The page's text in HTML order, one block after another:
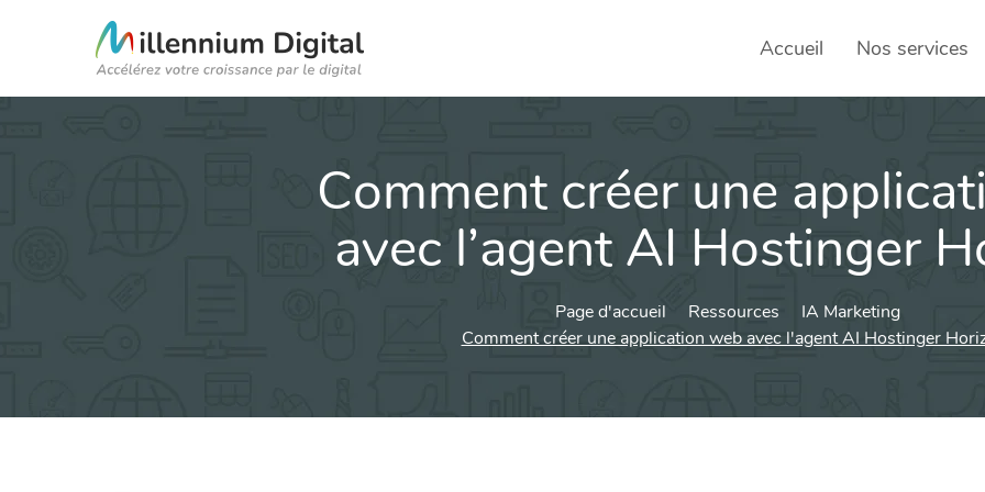
Accueil Nos services
SEO
Comment créer une
avec l’agent AI Hostinger
Page d'accueil Ressources
IA Marketing
Comment créer une application web avec l'agent AI Hostinger